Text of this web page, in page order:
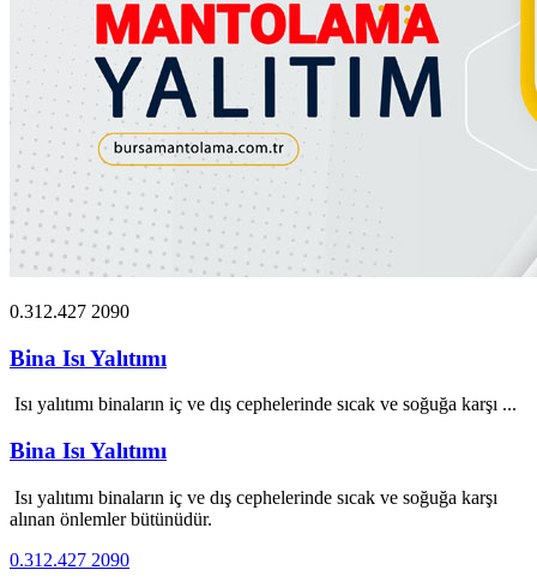
0.312.427 2090
Bina Isı Yalıtımı
Isı yalıtımı binaların iç ve dış cephelerinde sıcak ve soğuğa karşı ...
Bina Isı Yalıtımı
Isı yalıtımı binaların iç ve dış cephelerinde sıcak ve soğuğa karşı
alınan önlemler bütünüdür.
0.312.427 2090